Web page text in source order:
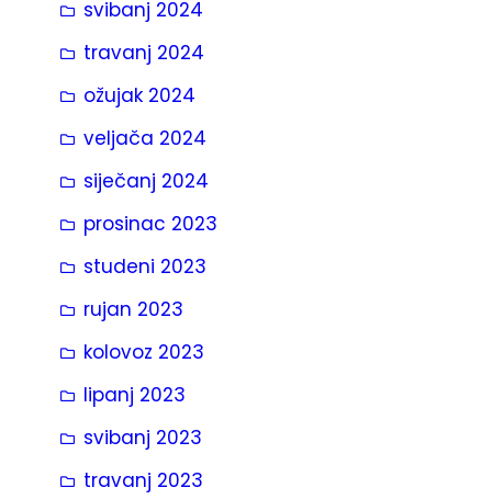
svibanj 2024
travanj 2024
ožujak 2024
veljača 2024
siječanj 2024
prosinac 2023
studeni 2023
rujan 2023
kolovoz 2023
lipanj 2023
svibanj 2023
travanj 2023